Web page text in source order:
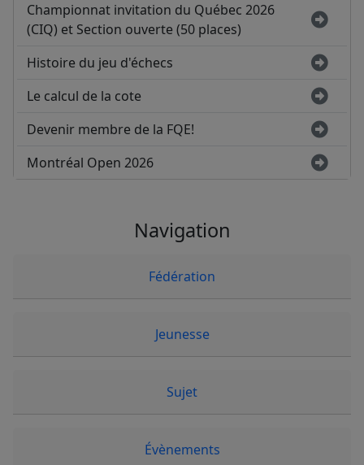
Championnat invitation du Québec 2026
(CIQ) et Section ouverte (50 places)
Histoire du jeu d'échecs
Le calcul de la cote
Devenir membre de la FQE!
Montréal Open 2026
Navigation
Fédération
Jeunesse
Sujet
Évènements